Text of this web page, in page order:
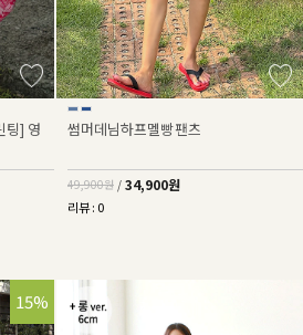
팅] 영
썸머데님하프멜빵팬츠
49,900원 / 34,900원
리뷰 : 0
15%